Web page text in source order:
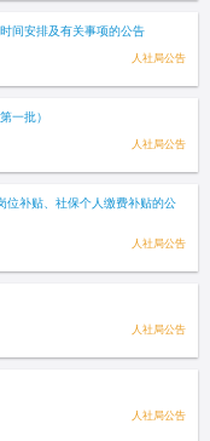
间安排及有关事项的公告
人社局公告
一批）
人社局公告
位补贴、社保个人缴费补贴的公
人社局公告
人社局公告
人社局公告